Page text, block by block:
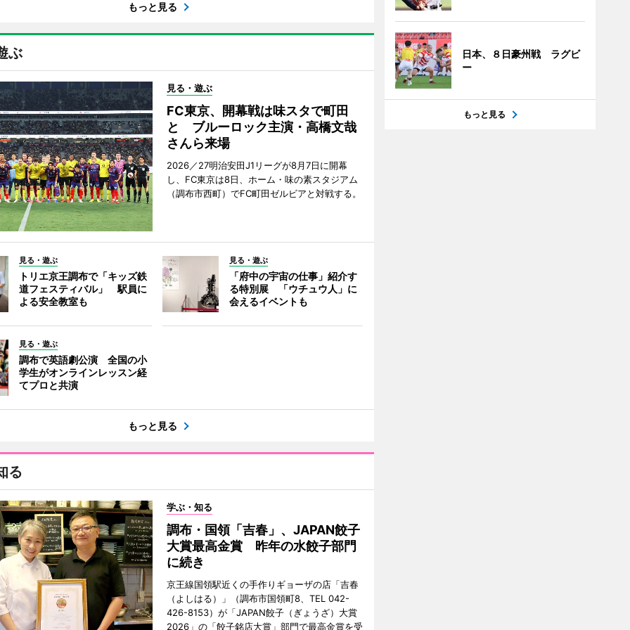
もっと見る
ぶ
見る・遊ぶ
FC東京、開幕戦は味スタで町田
と ブルーロック主演・高橋文哉
さんら来場
2026／27明治安田J1リーグが8月7日に開幕
し、FC東京は8日、ホーム・味の素スタジアム
（調布市西町）でFC町田ゼルビアと対戦する。
見る・遊ぶ
トリエ京王調布で「キッズ鉄
道フェスティバル」 駅員に
よる安全教室も
見る・遊ぶ
「府中の宇宙の仕事」紹介す
る特別展 「ウチュウ人」に
会えるイベントも
見る・遊ぶ
調布で英語劇公演 全国の小
学生がオンラインレッスン経
てプロと共演
もっと見る
る
学ぶ・知る
調布・国領「吉春」、JAPAN餃子
大賞最高金賞 昨年の水餃子部門
に続き
京王線国領駅近くの手作りギョーザの店「吉春
（よしはる）」（調布市国領町8、TEL 042-
426-8153）が「JAPAN餃子（ぎょうざ）大賞
2026」の「餃子銘店大賞」部門で最高金賞を受
日本、８日豪州戦 ラグビ
ー
もっと見る